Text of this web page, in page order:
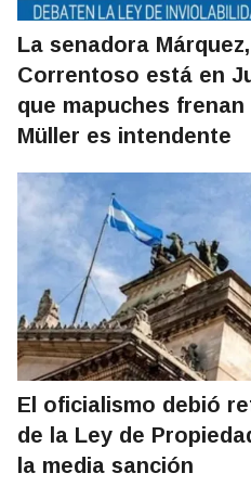
La senadora
Correntoso está en
que mapuches
Müller es intendente
El oficialismo debió
de la Ley de
la media sanción